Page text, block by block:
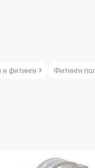
фитинги Фитинги